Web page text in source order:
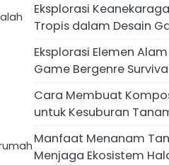
Eksplorasi
Tropis dalam Desain
Eksplorasi Elemen
Game Bergenre
Cara Membuat
untuk Kesuburan
Manfaat Menanam
Menjaga Ekosistem